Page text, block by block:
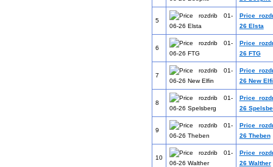
5
Price
26 Elsta
6
Price
26 FTG
7
Price
26 New
8
Price
26
9
Price
26 Theben
10
Price
26 Walther